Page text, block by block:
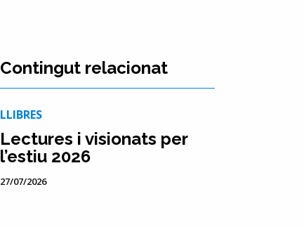
Contingut relacionat
LLIBRES
Lectures i visionats per
l’estiu 2026
27/07/2026